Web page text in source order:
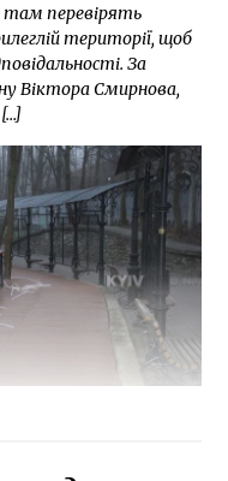
там перевірять
території, щоб
За
Віктора Смирнова,